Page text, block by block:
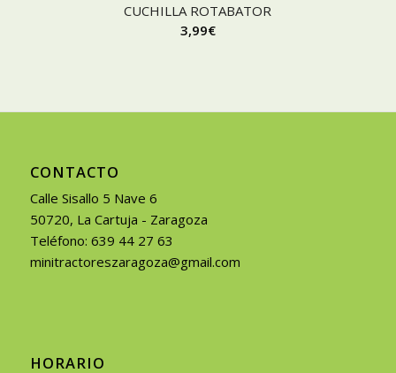
CUCHILLA ROTABATOR
3,99€
CONTACTO
Calle Sisallo 5 Nave 6
50720, La Cartuja - Zaragoza
Teléfono: 639 44 27 63
minitractoreszaragoza@gmail.com
HORARIO